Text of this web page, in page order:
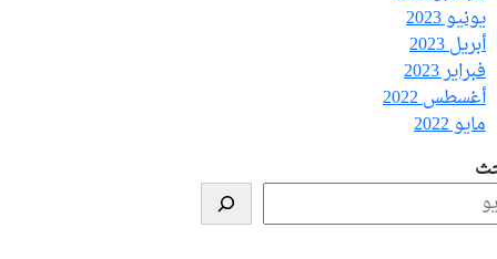
يونيو 2023
أبريل 2023
فبراير 2023
أغسطس 2022
مايو 2022